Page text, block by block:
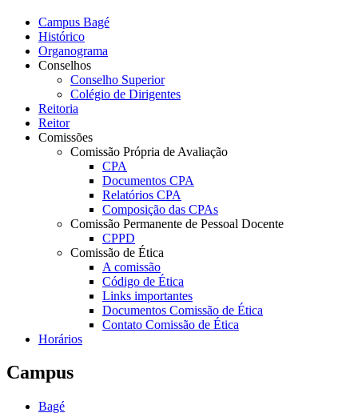
Campus Bagé
Histórico
Organograma
Conselhos
Conselho Superior
Colégio de Dirigentes
Reitoria
Reitor
Comissões
Comissão Própria de Avaliação
CPA
Documentos CPA
Relatórios CPA
Composição das CPAs
Comissão Permanente de Pessoal Docente
CPPD
Comissão de Ética
A comissão
Código de Ética
Links importantes
Documentos Comissão de Ética
Contato Comissão de Ética
Horários
Campus
Bagé